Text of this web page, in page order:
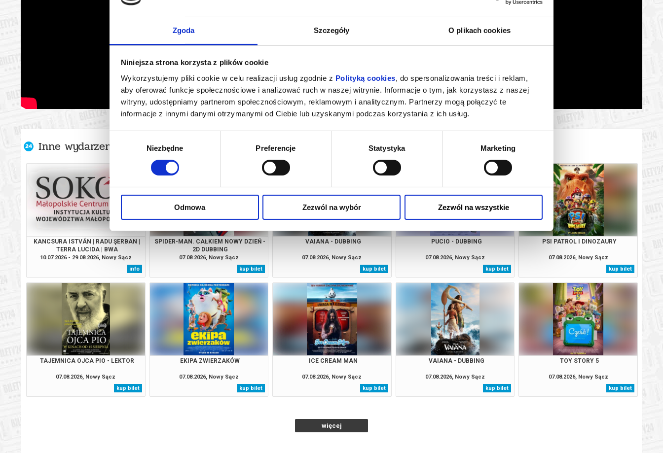
Zgoda Szczegóły O plikach cookies
Niniejsza strona korzysta z plików cookie
Wykorzystujemy pliki cookie w celu realizacji usług zgodnie z Polityką cookies, do spersonalizowania treści i reklam,
aby oferować funkcje społecznościowe i analizować ruch w naszej witrynie. Informacje o tym, jak korzystasz z naszej
witryny, udostępniamy partnerom społecznościowym, reklamowym i analitycznym. Partnerzy mogą połączyć te
informacje z innymi danymi otrzymanymi od Ciebie lub uzyskanymi podczas korzystania z ich usług.
zgody
Niezbędne Preferencje Statystyka Marketing
Odmowa Zezwól na wybór Zezwól na wszystkie
Inne wydarzenia organizatora
KANCSURA ISTVÁN | RADU ŞERBAN |
TERRA LUCIDA | BWA
10.07.2026 - 29.08.2026, Nowy Sącz
info
SPIDER-MAN. CAŁKIEM NOWY DZIEŃ -
2D DUBBING
07.08.2026, Nowy Sącz
kup bilet
VAIANA - DUBBING
07.08.2026, Nowy Sącz
kup bilet
PUCIO - DUBBING
07.08.2026, Nowy Sącz
kup bilet
PSI PATROL I DINOZAURY
07.08.2026, Nowy Sącz
kup bilet
TAJEMNICA OJCA PIO - LEKTOR
07.08.2026, Nowy Sącz
kup bilet
EKIPA ZWIERZAKÓW
07.08.2026, Nowy Sącz
kup bilet
ICE CREAM MAN
07.08.2026, Nowy Sącz
kup bilet
VAIANA - DUBBING
07.08.2026, Nowy Sącz
kup bilet
TOY STORY 5
07.08.2026, Nowy Sącz
kup bilet
więcej